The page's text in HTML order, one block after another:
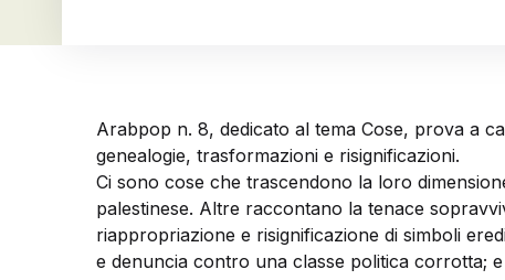
Arabpop n. 8, dedicato al tema Cose, prova a
genealogie, trasformazioni e risignificazioni.
Ci sono cose che trascendono la loro
palestinese. Altre raccontano la tenace
riappropriazione e risignificazione di simboli
e denuncia contro una classe politica corrotta;